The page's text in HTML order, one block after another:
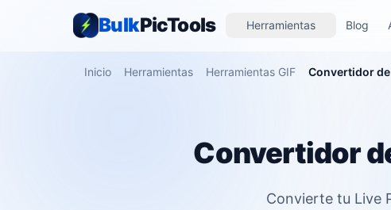
BulkPicTools Herramientas Blog
Inicio Herramientas Herramientas GIF Convertidor de
Convertidor
Convierte tu Live